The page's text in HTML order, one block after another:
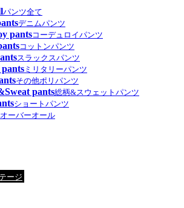
パンツ全て
デニムパンツ
pantsコーデュロイパンツ
コットンパンツ
スラックスパンツ
ミリタリーパンツ
その他ポリパンツ
pants総柄&スウェットパンツ
ショートパンツ
オーバーオール
ージ